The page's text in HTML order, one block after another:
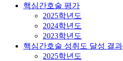
핵심간호술 평가
2025학년도
2024학년도
2023학년도
핵심간호술 성취도 달성 결과
2025학년도